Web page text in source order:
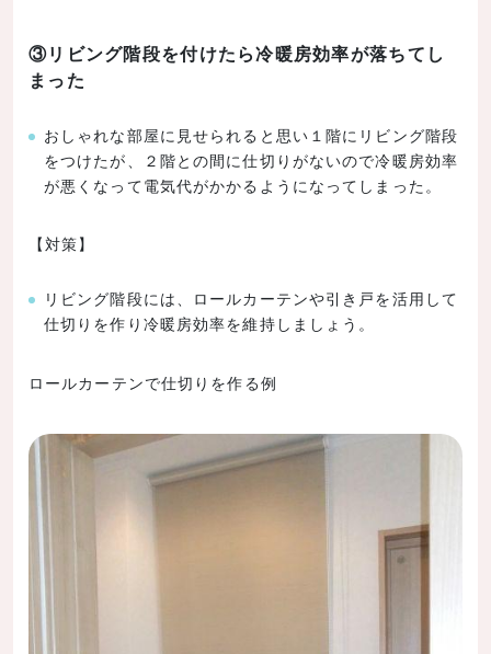
③リビング階段を付けたら冷暖房効率が落ちてし
まった
おしゃれな部屋に見せられると思い１階にリビング階段
をつけたが、２階との間に仕切りがないので冷暖房効率
が悪くなって電気代がかかるようになってしまった。
【対策】
リビング階段には、ロールカーテンや引き戸を活用して
仕切りを作り冷暖房効率を維持しましょう。
ロールカーテンで仕切りを作る例